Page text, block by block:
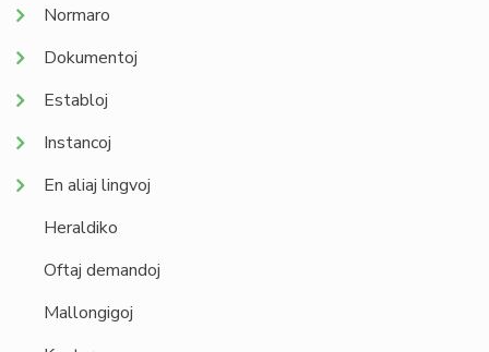
Normaro
Dokumentoj
Establoj
Instancoj
En aliaj lingvoj
Heraldiko
Oftaj demandoj
Mallongigoj